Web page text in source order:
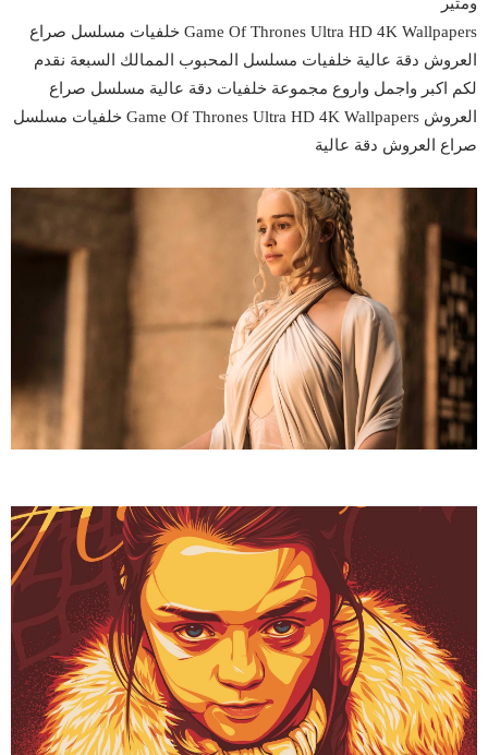
Game Of Thrones Ultra HD 4K Wallpapers خلفيات مسلسل صراع
العروش دقة عالية خلفيات مسلسل المحبوب الممالك السبعة نقدم
لكم اكبر واجمل واروع مجموعة خلفيات دقة عالية مسلسل صراع
العروش Game Of Thrones Ultra HD 4K Wallpapers خلفيات مسلسل
صراع العروش دقة عالية